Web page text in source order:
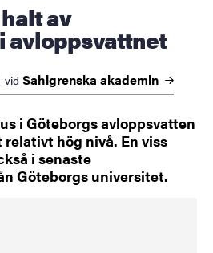
avloppsvattnet
vid Sahlgrenska akademin
i Göteborgs avloppsvatten
hög nivå. En viss
i senaste
Göteborgs universitet.